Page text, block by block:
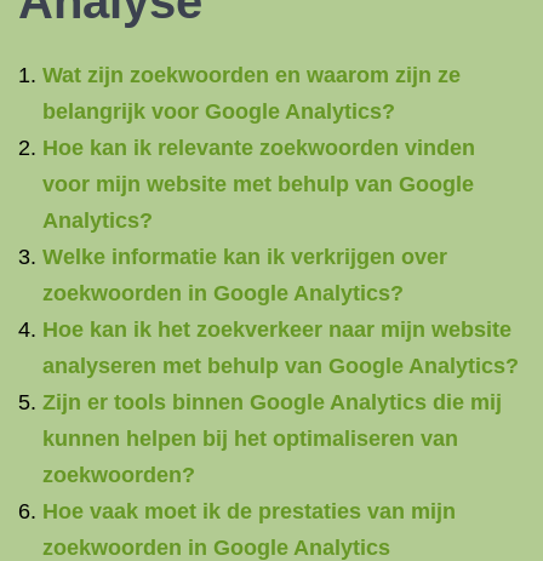
Wat zijn zoekwoorden en waarom zijn ze
belangrijk voor Google Analytics?
Hoe kan ik relevante zoekwoorden vinden
voor mijn website met behulp van Google
Analytics?
Welke informatie kan ik verkrijgen over
zoekwoorden in Google Analytics?
Hoe kan ik het zoekverkeer naar mijn website
analyseren met behulp van Google Analytics?
Zijn er tools binnen Google Analytics die mij
kunnen helpen bij het optimaliseren van
zoekwoorden?
Hoe vaak moet ik de prestaties van mijn
zoekwoorden in Google Analytics